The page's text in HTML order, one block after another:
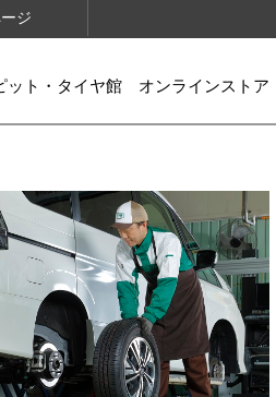
ジ
ット・タイヤ館 オンラインストア